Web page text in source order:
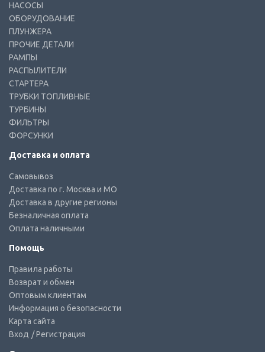
НАСОСЫ
ОБОРУДОВАНИЕ
ПЛУНЖЕРА
ПРОЧИЕ ДЕТАЛИ
РАМПЫ
РАСПЫЛИТЕЛИ
СТАРТЕРА
ТРУБКИ ТОПЛИВНЫЕ
ТУРБИНЫ
ФИЛЬТРЫ
ФОРСУНКИ
Доставка и оплата
Самовывоз
Доставка по г. Москва и МО
Доставка в другие регионы
Безналичная оплата
Оплата наличными
Помощь
Правила работы
Возврат и обмен
Оптовым клиентам
Информация о безопасности
Карта сайта
Вход / Регистрация